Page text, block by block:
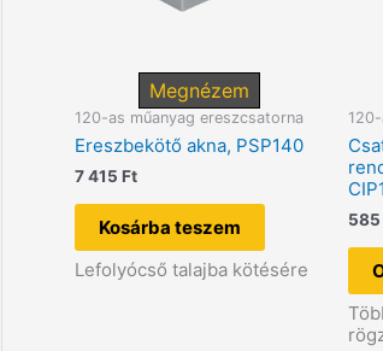
Megnézem
120-as műanyag ereszcsatorna
Ereszbekötő akna, PSP140
7 415 Ft
Kosárba teszem
Lefolyócső talajba kötésére
585